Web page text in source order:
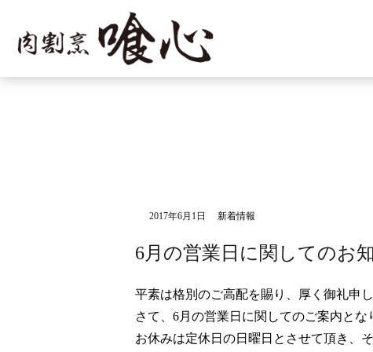
2017年6月1日 新着情報
6月の営業日に関してのお
平素は格別のご高配を賜り、厚く御礼申
さて、6月の営業日に関してのご案内とな
お休みは定休日の日曜日とさせて頂き、